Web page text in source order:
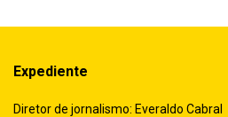
Expediente
Diretor de jornalismo: Everaldo Cabral